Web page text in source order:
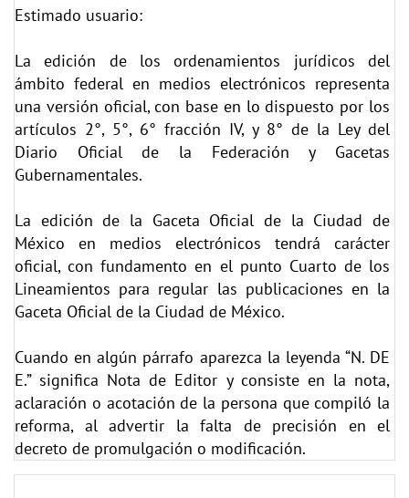
Estimado usuario:
La edición de los ordenamientos jurídicos del
ámbito federal en medios electrónicos representa
una versión oficial, con base en lo dispuesto por los
artículos 2°, 5°, 6° fracción IV, y 8° de la Ley del
Diario Oficial de la Federación y Gacetas
Gubernamentales.
La edición de la Gaceta Oficial de la Ciudad de
México en medios electrónicos tendrá carácter
oficial, con fundamento en el punto Cuarto de los
Lineamientos para regular las publicaciones en la
Gaceta Oficial de la Ciudad de México.
Cuando en algún párrafo aparezca la leyenda “N. DE
E.” significa Nota de Editor y consiste en la nota,
aclaración o acotación de la persona que compiló la
reforma, al advertir la falta de precisión en el
decreto de promulgación o modificación.